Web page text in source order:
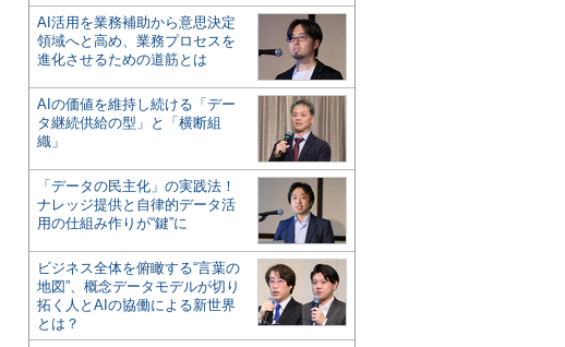
AI活用を業務補助から意思決定
領域へと高め、業務プロセスを
進化させるための道筋とは
AIの価値を維持し続ける「デー
タ継続供給の型」と「横断組
織」
「データの民主化」の実践法！
ナレッジ提供と自律的データ活
用の仕組み作りが“鍵”に
ビジネス全体を俯瞰する“言葉の
地図”、概念データモデルが切り
拓く人とAIの協働による新世界
とは？